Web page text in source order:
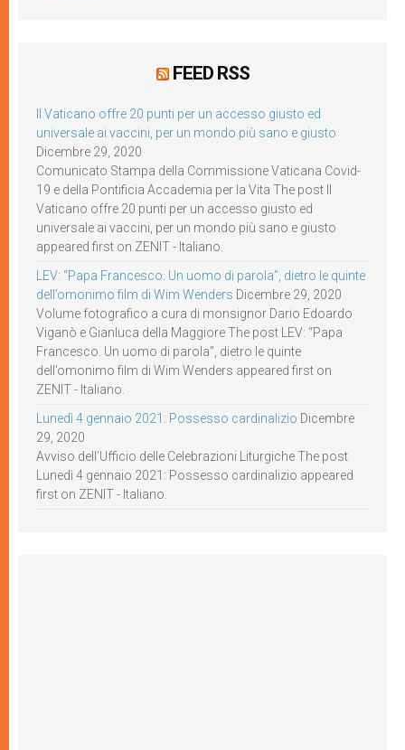
FEED RSS
Il Vaticano offre 20 punti per un accesso giusto ed
universale ai vaccini, per un mondo più sano e giusto
Dicembre 29, 2020
Comunicato Stampa della Commissione Vaticana Covid-
19 e della Pontificia Accademia per la Vita The post Il
Vaticano offre 20 punti per un accesso giusto ed
universale ai vaccini, per un mondo più sano e giusto
appeared first on ZENIT - Italiano.
LEV: “Papa Francesco. Un uomo di parola”, dietro le quinte
dell’omonimo film di Wim Wenders Dicembre 29, 2020
Volume fotografico a cura di monsignor Dario Edoardo
Viganò e Gianluca della Maggiore The post LEV: “Papa
Francesco. Un uomo di parola”, dietro le quinte
dell’omonimo film di Wim Wenders appeared first on
ZENIT - Italiano.
Lunedì 4 gennaio 2021: Possesso cardinalizio Dicembre
29, 2020
Avviso dell’Ufficio delle Celebrazioni Liturgiche The post
Lunedì 4 gennaio 2021: Possesso cardinalizio appeared
first on ZENIT - Italiano.